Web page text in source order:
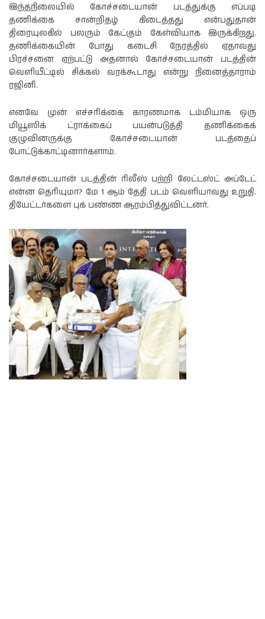
இந்தநிலையில் கோச்சடையான் படத்துக்கு எப்படி
தணிக்கை சான்றிதழ் கிடைத்தது என்பதுதான்
திரையுலகில் பலரும் கேட்கும் கேள்வியாக இருக்கிறது.
தணிக்கையின் போது கடைசி நேரத்தில் ஏதாவது
பிரச்சனை ஏற்பட்டு அதனால் கோச்சடையான் படத்தின்
வெளியீட்டில் சிக்கல் வரக்கூடாது என்று நினைத்தாராம்
ரஜினி.
எனவே முன் எச்சரிக்கை காரணமாக டம்மியாக ஒரு
மியூஸிக் ட்ராக்கைப் பயன்படுத்தி தணிக்கைக்
குழுவினருக்கு கோச்சடையான் படத்தைப்
போட்டுக்காட்டினார்களாம்.
கோச்சடையான் படத்தின் ரிலீஸ் பற்றி லேட்டஸ்ட் அப்டேட்
என்ன தெரியுமா? மே 1 ஆம் தேதி படம் வெளியாவது உறுதி.
தியேட்டர்களை புக் பண்ண ஆரம்பித்துவிட்டனர்.